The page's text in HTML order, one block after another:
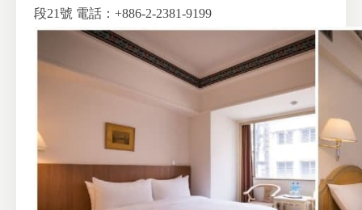
段21號 電話：+886-2-2381-9199